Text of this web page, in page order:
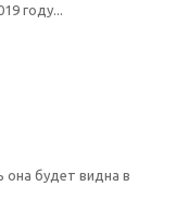
году...
она будет видна в